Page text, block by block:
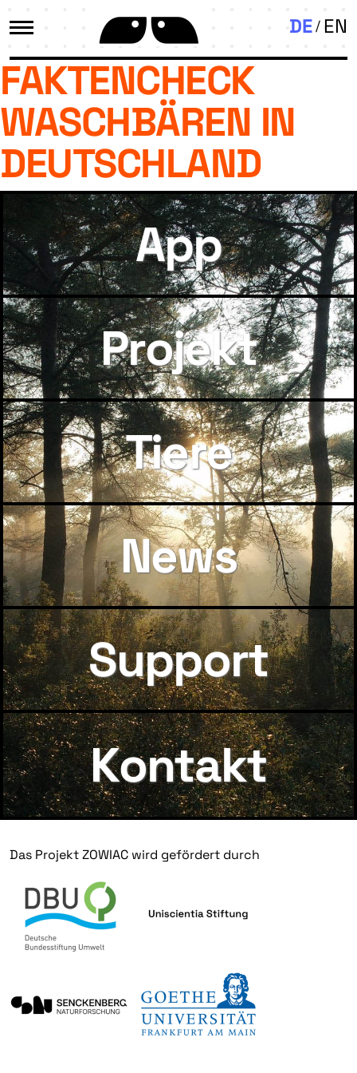
DE EN
FAKTENCHECK
WASCHBÄREN IN
DEUTSCHLAND
App
Projekt
Tiere
News
Support
Kontakt
Das Projekt ZOWIAC wird gefördert durch